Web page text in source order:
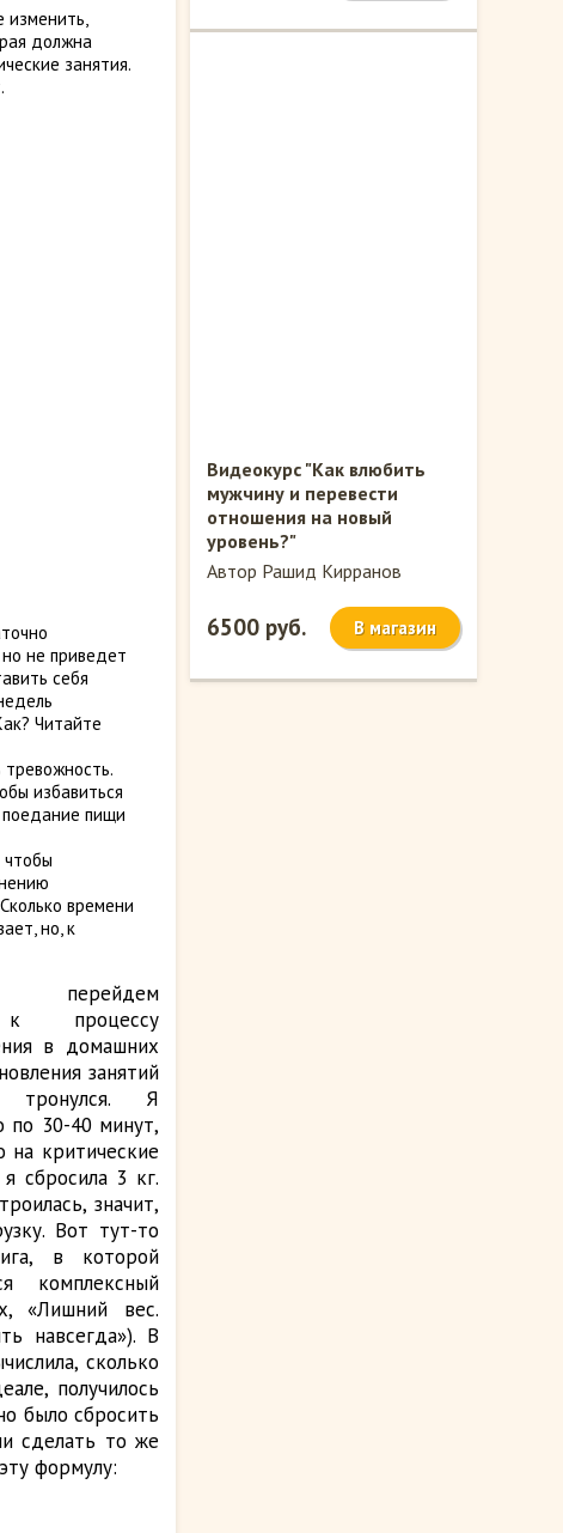
изменить,
должна
занятия.
не приведет
себя
Читайте
избавиться
поедание пищи
времени
но, к
к процессу
в домашних
занятий
тронулся. Я
по 30-40 минут,
на критические
сбросила 3 кг.
значит,
Вот тут-то
в которой
комплексный
«Лишний вес.
навсегда»). В
сколько
получилось
было сбросить
сделать то же
формулу:
Видеокурс "Как влюбить
мужчину и перевести
отношения на новый
уровень?"
Автор Рашид Кирранов
6500 руб. В магазин